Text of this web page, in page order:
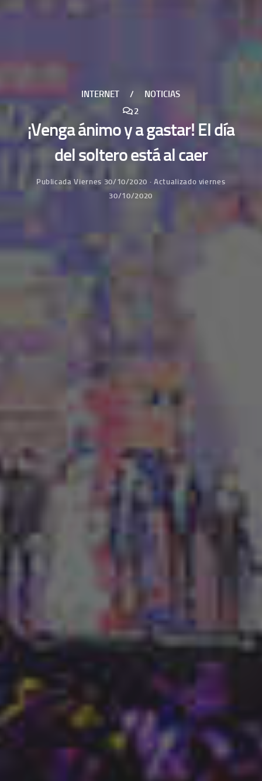
INTERNET /
NOTICIAS
2
¡Venga ánimo y a gastar! El día
del soltero está al caer
PublicadaViernes 30/10/2020 · Actualizado viernes
30/10/2020